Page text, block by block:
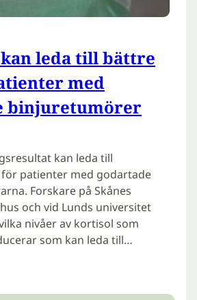
leda till bättre
med
binjuretumörer
kan leda till
patienter med godartade
Forskare på Skånes
och vid Lunds universitet
nivåer av kortisol som
som kan leda till…